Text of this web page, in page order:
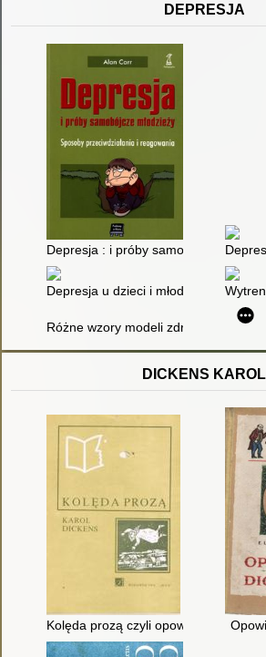
DEPRESJA
Depresja : i próby samobójcze
Depresja u dzieci i młodzieży :
Różne wzory modeli zdrowia i
DICKENS KAROL
Kolęda prozą czyli opowieść wigilijna